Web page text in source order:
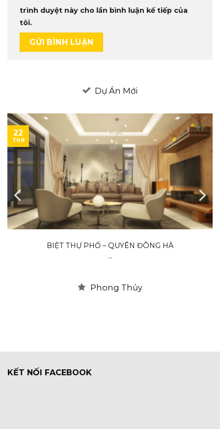
trình duyệt này cho lần bình luận kế tiếp của
tôi.
Dự Án Mới
BIỆT THỰ PHỐ – QUYÊN ĐÔNG HÀ
...
22
Th9
Phong Thủy
KẾT NỐI FACEBOOK